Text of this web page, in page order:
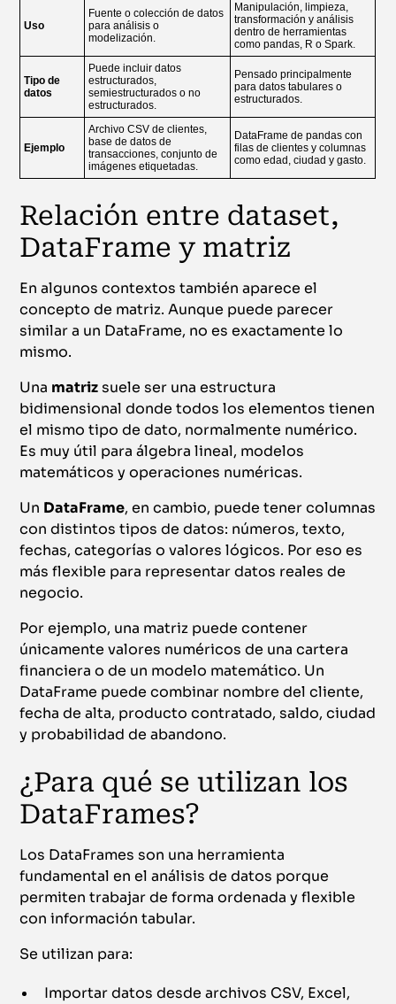
Uso
Fuente o colección de datos
para análisis o
modelización.
Manipulación, limpieza,
transformación y análisis
dentro de herramientas
como pandas, R o Spark.
Tipo de
datos
Puede incluir datos
estructurados,
semiestructurados o no
estructurados.
Pensado principalmente
para datos tabulares o
estructurados.
Ejemplo
Archivo CSV de clientes,
base de datos de
transacciones, conjunto de
imágenes etiquetadas.
DataFrame de pandas con
filas de clientes y columnas
como edad, ciudad y gasto.
Relación entre dataset,
DataFrame y matriz
En algunos contextos también aparece el
concepto de matriz. Aunque puede parecer
similar a un DataFrame, no es exactamente lo
mismo.
Una matrizsuele ser una estructura
bidimensional donde todos los elementos tienen
el mismo tipo de dato, normalmente numérico.
Es muy útil para álgebra lineal, modelos
matemáticos y operaciones numéricas.
Un DataFrame, en cambio, puede tener columnas
con distintos tipos de datos: números, texto,
fechas, categorías o valores lógicos. Por eso es
más flexible para representar datos reales de
negocio.
Por ejemplo, una matriz puede contener
únicamente valores numéricos de una cartera
financiera o de un modelo matemático. Un
DataFrame puede combinar nombre del cliente,
fecha de alta, producto contratado, saldo, ciudad
y probabilidad de abandono.
¿Para qué se utilizan los
DataFrames?
Los DataFrames son una herramienta
fundamental en el análisis de datos porque
permiten trabajar de forma ordenada y flexible
con información tabular.
Se utilizan para:
Importar datos desde archivos CSV, Excel,